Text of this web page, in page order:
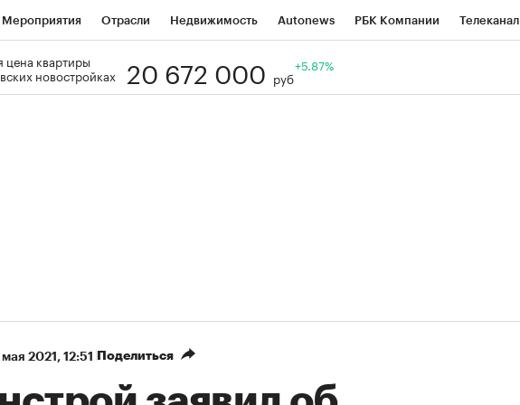
Мероприятия Отрасли Недвижимость Autonews РБК Компании Телеканал
Визионеры
цена квартиры
новостройках
20 672 000 руб
+5.87%
2021, 12:51 Поделиться